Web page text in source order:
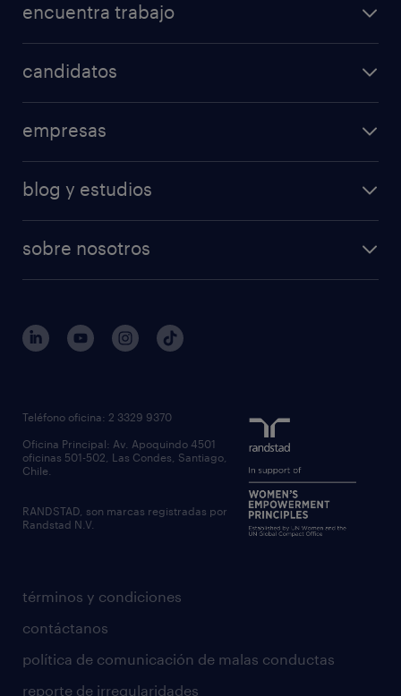
encuentra trabajo
candidatos
empresas
blog y estudios
sobre nosotros
términos y condiciones
contáctanos
política de comunicación de malas conductas
reporte de irregularidades
Teléfono oficina: 2 3329 9370
Oficina Principal: Av. Apoquindo 4501
oficinas 501-502, Las Condes, Santiago,
Chile.
RANDSTAD, son marcas registradas por
Randstad N.V.